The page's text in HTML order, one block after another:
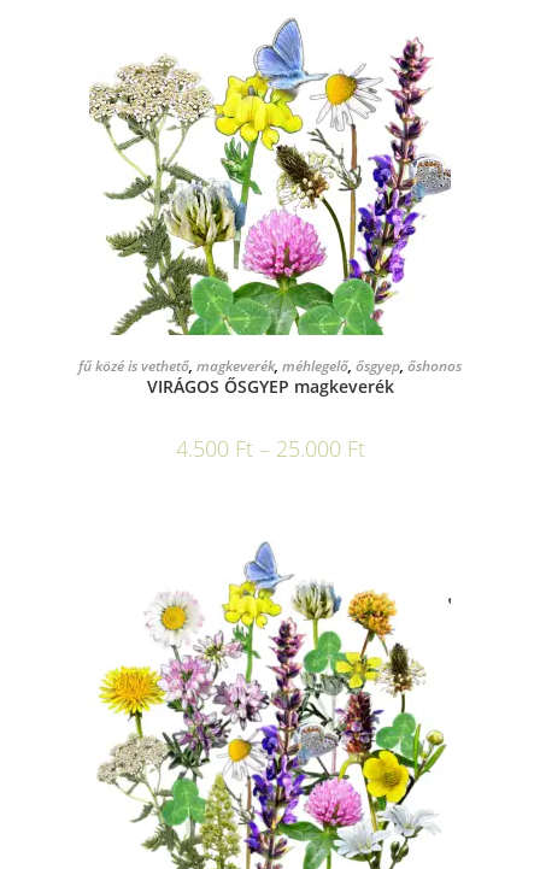
OPCIÓK VÁLASZTÁSA
fű közé is vethető, magkeverék, méhlegelő, ősgyep, őshonos
VIRÁGOS ŐSGYEP magkeverék
4.500 Ft – 25.000 Ft